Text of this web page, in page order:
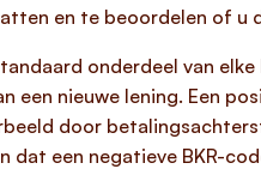
en te beoordelen of u
onderdeel van
een nieuwe lening. Een
door
dat een negatieve BKR-